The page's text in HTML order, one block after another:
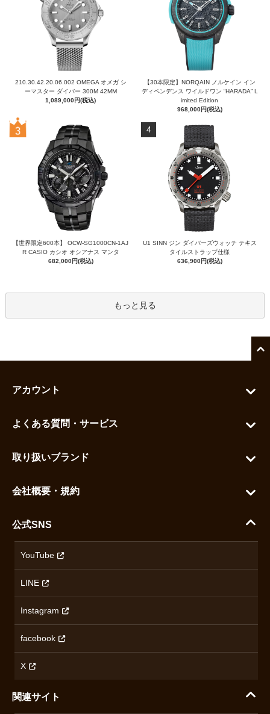
210.30.42.20.06.002 OMEGA オメガ シ
ーマスター ダイバー 300M 42MM
1,089,000円(税込)
【30本限定】NORQAIN ノルケイン イン
ディペンデンス ワイルドワン “HARADA” L
imited Edition
968,000円(税込)
【世界限定600本】 OCW-SG1000CN-1AJ
R CASIO カシオ オシアナス マンタ
682,000円(税込)
4
U1 SINN ジン ダイバーズウォッチ テキス
タイルストラップ仕様
636,900円(税込)
もっと見る
アカウント
お気に入りを見る
よくある質問・サービス
ご利用ガイド
配送・送料について
取り扱いブランド
セイコー
カシオ
ミナセ
オリエントスター
オメガ
ロンジン
ブランド一覧を見る
会社概要・規約
沿革
プライバシーポリシー
コンテンツ制作ポリシーおよび生成AIの利用指針
公式SNS
YouTube
LINE
Instagram
facebook
X
関連サイト